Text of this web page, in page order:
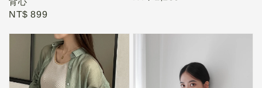
Regular
NT$ 899